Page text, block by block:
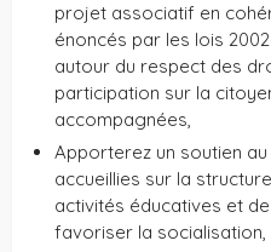
projet associatif en
énoncés par les lois
autour du respect des
participation sur la
accompagnées,
Apporterez un soutien
accueillies sur la
activités éducatives et
favoriser la socialisation,